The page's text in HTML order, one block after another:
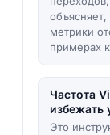
метрики
примерах
Частота
избежать
Это